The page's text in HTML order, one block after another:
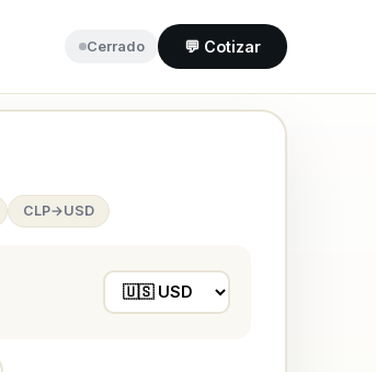
Cerrado 💬 Cotizar
CLP→USD